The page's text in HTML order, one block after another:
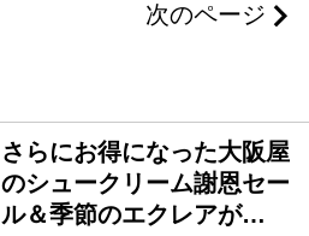
次のページ
さらにお得になった大阪屋
のシュークリーム謝恩セー
ル＆季節のエクレアが…